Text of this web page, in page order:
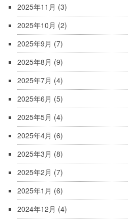
2025年11月 (3)
2025年10月 (2)
2025年9月 (7)
2025年8月 (9)
2025年7月 (4)
2025年6月 (5)
2025年5月 (4)
2025年4月 (6)
2025年3月 (8)
2025年2月 (7)
2025年1月 (6)
2024年12月 (4)